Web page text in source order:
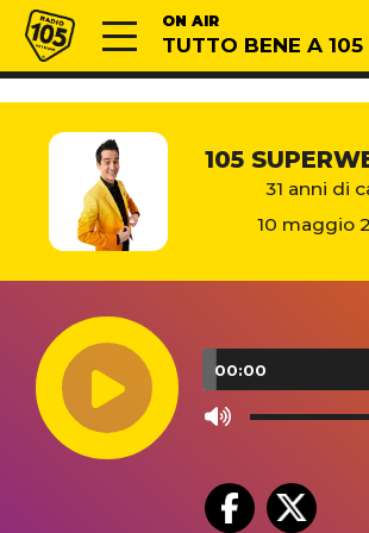
Vai al contenuto
Radio 105 ON AIR
TUTTO BENE A 105
105
31 anni di
10 maggio
Audio
Player
00:00
Use
keys